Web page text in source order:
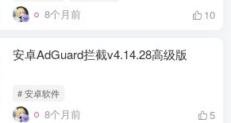
8个月前 10
安卓AdGuard拦截v4.14.28高级版
# 安卓软件
8个月前 5